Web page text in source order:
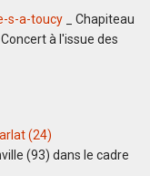
s-a-toucy _ Chapiteau
à l'issue des
(24)
(93) dans le cadre